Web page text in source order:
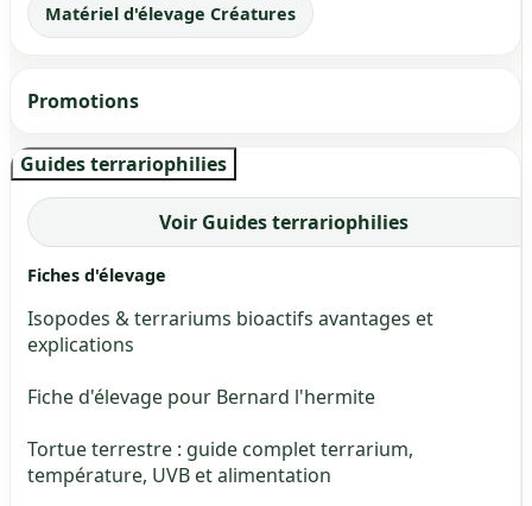
Matériel d'élevage Créatures
Promotions
Guides terrariophilies
Voir Guides terrariophilies
Fiches d'élevage
Isopodes & terrariums bioactifs avantages et
explications
Fiche d'élevage pour Bernard l'hermite
Tortue terrestre : guide complet terrarium,
température, UVB et alimentation